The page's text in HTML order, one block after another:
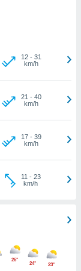
12- 31
km/h
21 - 40
km/h
17- 39
km/h
11 - 23
km/h
26°
24° 23°